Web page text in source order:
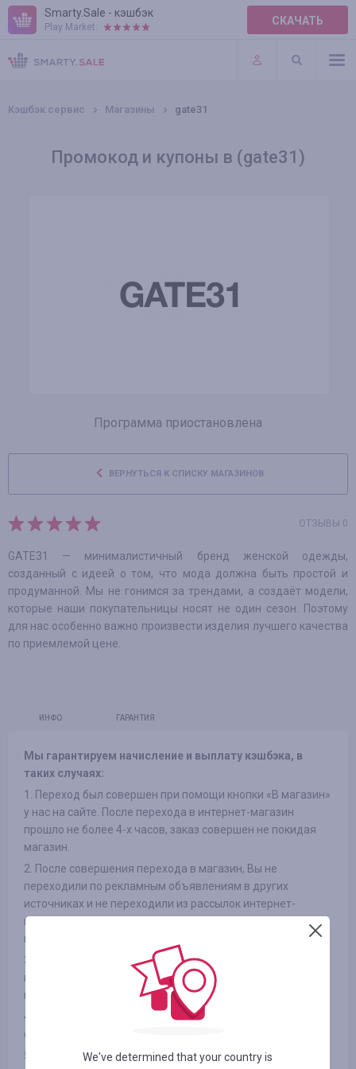
Smarty.Sale - кэшбэк
Play Market: СКАЧАТЬ
ПРАВИЛА
ПЛАГИНЫ
Кэшбэк сервис Магазины gate31
Промокод и купоны в (gate31)
Программа приостановлена
ВЕРНУТЬСЯ К СПИСКУ МАГАЗИНОВ
ОТЗЫВЫ 0
GATE31 — минималистичный бренд женской одежды,
созданный с идеей о том, что мода должна быть простой и
продуманной. Мы не гонимся за трендами, а создаёт модели,
которые наши покупательницы носят не один сезон. Поэтому
для нас особенно важно произвести изделия лучшего качества
по приемлемой цене.
ИНФО ГАРАНТИЯ
Мы гарантируем начисление и выплату кэшбэка, в
таких случаях:
1. Переход был совершен при помощи кнопки «В магазин»
у нас на сайте. После перехода в интернет-магазин
прошло не более 4-х часов, заказ совершен не покидая
магазин.
2. После совершения перехода в магазин, Вы не
переходили по рекламным объявлениям в других
источниках и не переходили из рассылок интернет-
магазинов на сайт, так же не использовали сторонние
промокоды
3. Выбранный Вами товар участвует в кэшбэке (в
некоторых интернет-магазинах есть разделение на
категории, смотрите вкладку «ИНФОРМАЦИЯ/УСЛОВИЯ» )
4. После оплаты товара Вами в интернет-магазине, Вы не
отказались от товара по каким либо причинам
5. Вы не используете или отключили специальные
We've determined that your country is